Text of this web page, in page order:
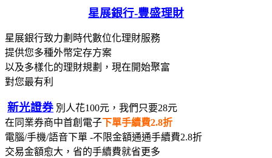
星展銀行-豐盛理財
星展銀行致力劃時代數位化理財服務
提供您多種外幣定存方案
以及多樣化的理財規劃，現在開始聚富
對您最有利
新光證券 別人花100元，我們只要28元
在同業券商中首創電子下單手續費2.8折
電腦/手機/語音下單 -不限金額通通手續費2.8折
交易金額愈大，省的手續費就省更多